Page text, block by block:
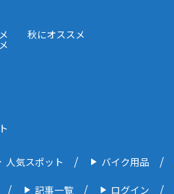
秋にオススメ
人気スポット バイク用品
記事一覧 ログイン